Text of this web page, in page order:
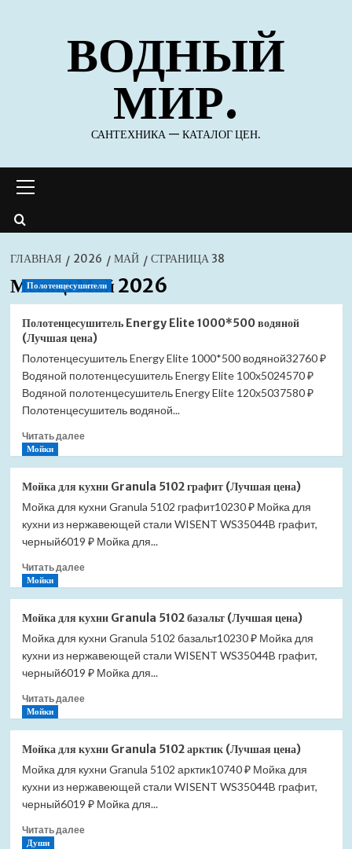
содержимомуВОДНЫЙ
МИР.
САНТЕХНИКА — КАТАЛОГ ЦЕН.
меню
ГЛАВНАЯ 2026 МАЙ СТРАНИЦА 38
Месяц:Май 2026
Полотенцесушители
Полотенцесушитель Energy Elite 1000*500 водяной
(Лучшая цена)
Полотенцесушитель Energy Elite 1000*500 водяной32760 ₽
Водяной полотенцесушитель Energy Elite 100x5024570 ₽
Водяной полотенцесушитель Energy Elite 120x5037580 ₽
Полотенцесушитель водяной...
Читать далееПрочитать
Полотенцесушитель
Energy
Elite
1000*500
водяной
цена)
Мойки
Мойка для кухни Granula 5102 графит (Лучшая цена)
Мойка для кухни Granula 5102 графит10230 ₽ Мойка для
кухни из нержавеющей стали WISENT WS35044B графит,
черный6019 ₽ Мойка для...
Читать далееПрочитать
для
кухни
Granula
5102
(Лучшая
Мойки
Мойка для кухни Granula 5102 базальт (Лучшая цена)
Мойка для кухни Granula 5102 базальт10230 ₽ Мойка для
кухни из нержавеющей стали WISENT WS35044B графит,
черный6019 ₽ Мойка для...
Читать далееПрочитать
для
кухни
Granula
5102
(Лучшая
Мойки
Мойка для кухни Granula 5102 арктик (Лучшая цена)
Мойка для кухни Granula 5102 арктик10740 ₽ Мойка для
кухни из нержавеющей стали WISENT WS35044B графит,
черный6019 ₽ Мойка для...
Читать далееПрочитать
Души